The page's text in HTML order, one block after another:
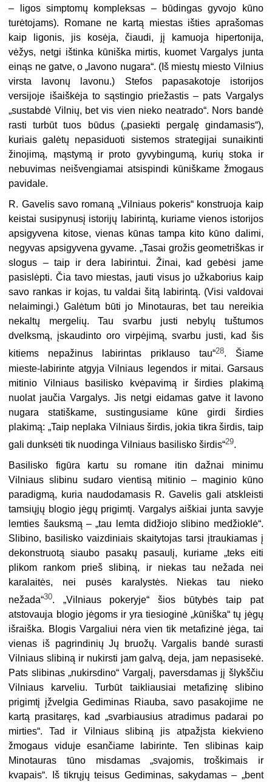
– ligos simptomų kompleksas – būdingas gyvojo kūno
turėtojams). Romane ne kartą miestas išties aprašomas
kaip ligonis, jis kosėja, čiaudi, jį kamuoja hipertonija,
vėžys, netgi ištinka kūniška mirtis, kuomet Vargalys junta
einąs ne gatve, o „lavono nugara“. (Iš miestų miesto Vilnius
virsta lavonų lavonu.) Stefos papasakotoje istorijos
versijoje išaiškėja to sąstingio priežastis – pats Vargalys
„sustabdė Vilnių, bet vis vien nieko neatrado“. Nors bandė
rasti turbūt tuos būdus („pasiekti pergalę gindamasis“),
kuriais galėtų nepasiduoti sistemos strategijai sunaikinti
žinojimą, mąstymą ir proto gyvybingumą, kurių stoka ir
nebuvimas neišvengiamai atsispindi kūniškame žmogaus
pavidale.
R. Gavelis savo romaną „Vilniaus pokeris“ konstruoja kaip
keistai susipynusį istorijų labirintą, kuriame vienos istorijos
apsigyvena kitose, vienas kūnas tampa kito kūno dalimi,
negyvas apsigyvena gyvame. „Tasai grožis geometriškas ir
slogus – taip ir dera labirintui. Žinai, kad gebėsi jame
pasislėpti. Čia tavo miestas, jauti visus jo užkaborius kaip
savo rankas ir kojas, tu valdai šitą labirintą. (Visi valdovai
nelaimingi.) Galėtum būti jo Minotauras, bet tau nereikia
nekaltų mergelių. Tau svarbu justi nebylų tuštumos
dvelksmą, įskaudinto oro virpėjimą, svarbu justi, kad šis
kitiems nepažinus labirintas priklauso tau“28. Šiame
mieste-labirinte atgyja Vilniaus legendos ir mitai. Garsaus
mitinio Vilniaus basilisko kvėpavimą ir širdies plakimą
nuolat jaučia Vargalys. Jis netgi eidamas gatve it lavono
nugara statiškame, sustingusiame kūne girdi širdies
plakimą: „Taip neplaka Vilniaus širdis, jokia tikra širdis, taip
gali dunksėti tik nuodinga Vilniaus basilisko širdis“29.
Basilisko figūra kartu su romane itin dažnai minimu
Vilniaus slibinu sudaro vientisą mitinio – maginio kūno
paradigmą, kuria naudodamasis R. Gavelis gali atskleisti
tamsiųjų blogio jėgų prigimtį. Vargalys aiškiai junta savyje
lemties šauksmą – „tau lemta didžiojo slibino medžioklė“.
Slibino, basilisko vaizdiniais skaitytojas tarsi įtraukiamas į
dekonstruotą siaubo pasakų pasaulį, kuriame „teks eiti
plikom rankom prieš slibiną, ir niekas tau nežada nei
karalaitės, nei pusės karalystės. Niekas tau nieko
nežada“30. „Vilniaus pokeryje“ šios būtybės taip pat
atstovauja blogio jėgoms ir yra tiesioginė „kūniška“ tų jėgų
išraiška. Blogis Vargaliui nėra vien tik metafizinė jėga, tai
vienas iš pagrindinių Jų bruožų. Vargalis bandė surasti
Vilniaus slibiną ir nukirsti jam galvą, deja, jam nepasisekė.
Pats slibinas „nukirsdino“ Vargalį, paversdamas jį šlykščiu
Vilniaus karveliu. Turbūt taikliausiai metafizinę slibino
prigimtį įžvelgia Gediminas Riauba, savo pasakojime ne
kartą prasitaręs, kad „svarbiausius atradimus padarai po
mirties“. Tad ir Vilniaus slibiną jis atpažįsta kiekvieno
žmogaus viduje esančiame labirinte. Ten slibinas kaip
Minotauras tūno misdamas „svajomis, troškimais ir
kvapais“. Iš tikrųjų teisus Gediminas, sakydamas – „bent